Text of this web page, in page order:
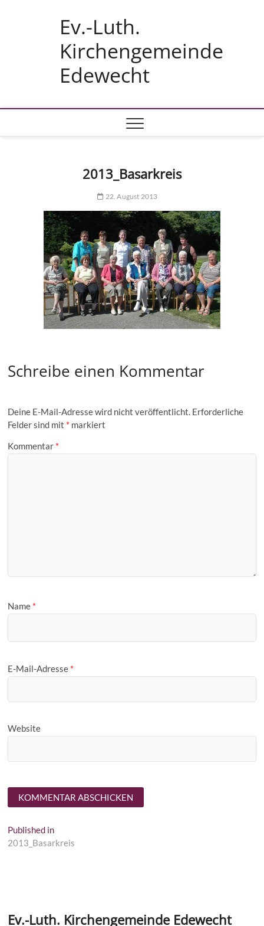
Ev.-Luth.
Kirchengemeinde
Edewecht
2013_Basarkreis
22. August 2013
Schreibe einen Kommentar
Deine E-Mail-Adresse wird nicht veröffentlicht. Erforderliche
Felder sind mit * markiert
Kommentar *
Name *
E-Mail-Adresse *
Website
Beitragsnavigation
Published in
2013_Basarkreis
Ev.-Luth. Kirchengemeinde Edewecht